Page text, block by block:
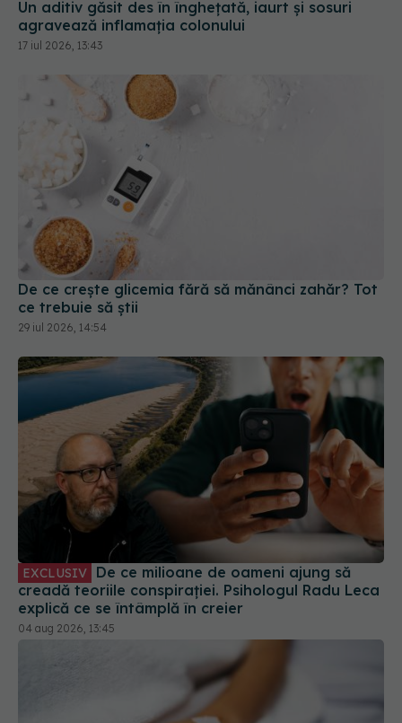
De ce crește glicemia fără să mănânci zahăr? Tot
ce trebuie să știi
29 iul 2026, 14:54
EXCLUSIV De ce milioane de oameni ajung să
creadă teoriile conspirației. Psihologul Radu Leca
explică ce se întâmplă în creier
04 aug 2026, 13:45